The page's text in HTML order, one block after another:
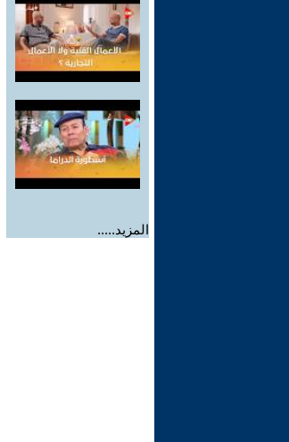
المزيد.....